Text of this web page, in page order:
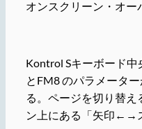
オンスクリーン・オ
Kontrol Sキーボード
とFM8 のパラメータ
る。ページを切り替
ン上にある「矢印←→